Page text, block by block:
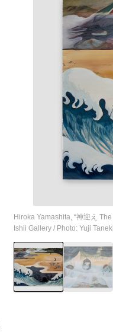
Hiroka Yamashita, “神迎え
Ishii Gallery / Photo: Yuji Taneki